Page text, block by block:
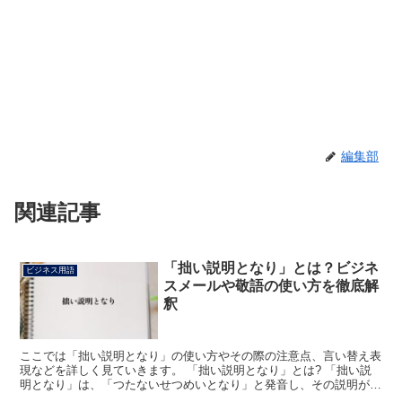
編集部
関連記事
ビジネス用語
「拙い説明となり」とは？ビジネ
スメールや敬語の使い方を徹底解
釈
ここでは「拙い説明となり」の使い方やその際の注意点、言い替え表
現などを詳しく見ていきます。 「拙い説明となり」とは? 「拙い説
明となり」は、「つたないせつめいとなり」と発音し、その説明がう